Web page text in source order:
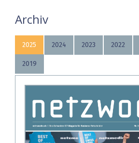
Archiv
2025 2024 2023 2022
2019